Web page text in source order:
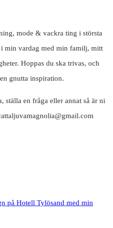
mode & vackra ting i största
min vardag med min familj, mitt
Hoppas du ska trivas, och
gnutta inspiration.
ställa en fråga eller annat så är ni
på Hotell Tylösand med min